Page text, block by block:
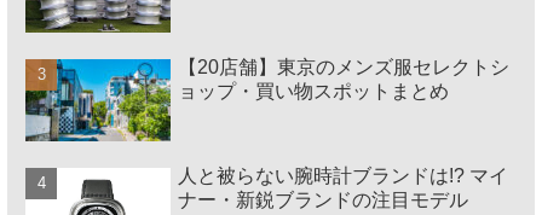
【20店舗】東京のメンズ服セレクトシ
ョップ・買い物スポットまとめ
人と被らない腕時計ブランドは!? マイ
ナー・新鋭ブランドの注目モデル